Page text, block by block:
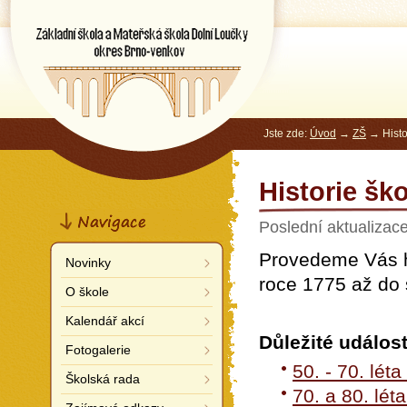
Dolní Loučky
okres Brno-venkov
Jste zde: Úvod → ZŠ →
Historie
Poslední
Provedeme
roce 1775 až do
Důležité
50. - 70.
70. a 80.
Navigace
Novinky
O škole
Kalendář akcí
Fotogalerie
Školská rada